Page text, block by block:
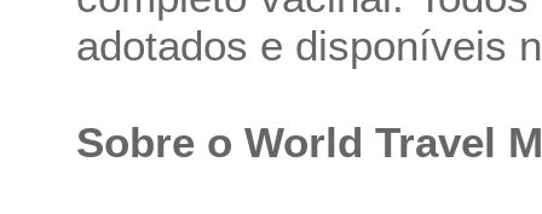
adotados e disponíveis
Sobre o World Travel